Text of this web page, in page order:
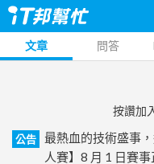
文章 問答
按讚加
公告
最熱血的技術盛事
人賽】8 月 1 日賽事